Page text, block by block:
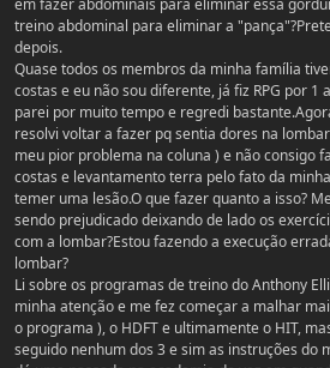
em fazer abdominais para eliminar essa
treino abdominal para eliminar a
depois.
Quase todos os membros da minha família
costas e eu não sou diferente, já fiz RPG por 1
parei por muito tempo e regredi
resolvi voltar a fazer pq sentia dores na
meu pior problema na coluna ) e não consigo
costas e levantamento terra pelo fato da
temer uma lesão.O que fazer quanto a isso?
sendo prejudicado deixando de lado os
com a lombar?Estou fazendo a execução
lombar?
Li sobre os programas de treino do Anthony
minha atenção e me fez começar a malhar
o programa ), o HDFT e ultimamente o HIT,
seguido nenhum dos 3 e sim as instruções do